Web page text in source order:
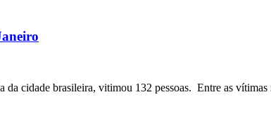
cidade brasileira, vitimou 132 pessoas. Entre as